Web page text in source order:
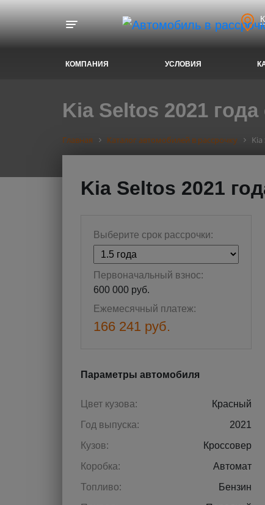
Toggle navigation
КОМПАНИЯ УСЛОВИЯ
Kia Seltos 2021
Главная Каталог автомобилей в рассрочку
Kia Seltos 2021
Выберите срок рассрочки:
Первоначальный взнос:
600 000 руб.
Ежемесячный платеж:
166 241 руб.
Параметры автомобиля
Цвет кузова:
Красный
Год выпуска:
2021
Кузов:
Кроссовер
Коробка:
Автомат
Топливо:
Бензин